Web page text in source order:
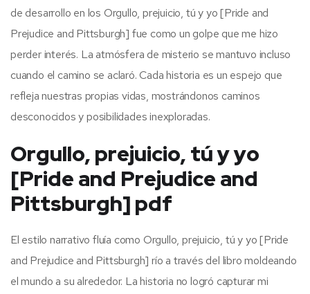
de desarrollo en los Orgullo, prejuicio, tú y yo [Pride and
Prejudice and Pittsburgh] fue como un golpe que me hizo
perder interés. La atmósfera de misterio se mantuvo incluso
cuando el camino se aclaró. Cada historia es un espejo que
refleja nuestras propias vidas, mostrándonos caminos
desconocidos y posibilidades inexploradas.
Orgullo, prejuicio, tú y yo
[Pride and Prejudice and
Pittsburgh] pdf
El estilo narrativo fluía como Orgullo, prejuicio, tú y yo [Pride
and Prejudice and Pittsburgh] río a través del libro moldeando
el mundo a su alrededor. La historia no logró capturar mi